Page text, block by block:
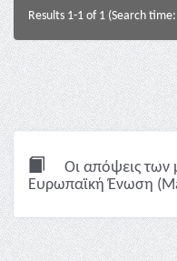
Results 1-1 of 1 (Search
Οι απόψεις των
Ευρωπαϊκή Ένωση